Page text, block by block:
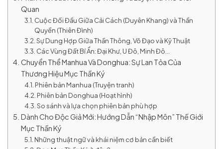
Quan
Cuộc Đối Đầu Giữa Cải Cách (Duyên Khang) và Thần
Quyền (Thiên Đình)
Sự Dung Hợp Giữa Thần Thông, Võ Đạo và Kỹ Thuật
Các Vùng Đất Bí Ẩn: Đại Khư, U Đô, Minh Đô…
Chuyển Thể Manhua Và Donghua: Sự Lan Tỏa Của
Thương Hiệu Mục Thần Ký
Phiên bản Manhua (Truyện tranh)
Phiên bản Donghua (Hoạt hình)
So sánh và lựa chọn phiên bản phù hợp
Dành Cho Độc Giả Mới: Hướng Dẫn “Nhập Môn” Thế Giới
Mục Thần Ký
Những thuật ngữ và khái niệm cơ bản cần biết